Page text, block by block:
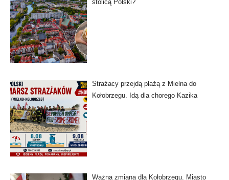
stolicą Polski?
Strażacy przejdą plażą z Mielna do
Kołobrzegu. Idą dla chorego Kazika
Ważna zmiana dla Kołobrzegu. Miasto